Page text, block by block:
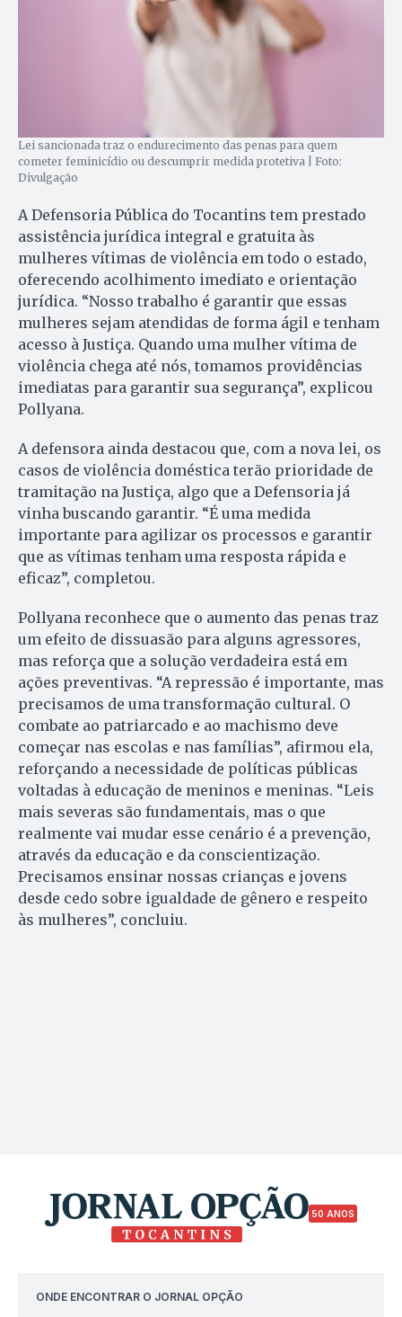
Lei sancionada traz o endurecimento das penas para quem
cometer feminicídio ou descumprir medida protetiva | Foto:
Divulgação
A Defensoria Pública do Tocantins tem prestado
assistência jurídica integral e gratuita às
mulheres vítimas de violência em todo o estado,
oferecendo acolhimento imediato e orientação
jurídica. “Nosso trabalho é garantir que essas
mulheres sejam atendidas de forma ágil e tenham
acesso à Justiça. Quando uma mulher vítima de
violência chega até nós, tomamos providências
imediatas para garantir sua segurança”, explicou
Pollyana.
A defensora ainda destacou que, com a nova lei, os
casos de violência doméstica terão prioridade de
tramitação na Justiça, algo que a Defensoria já
vinha buscando garantir. “É uma medida
importante para agilizar os processos e garantir
que as vítimas tenham uma resposta rápida e
eficaz”, completou.
Pollyana reconhece que o aumento das penas traz
um efeito de dissuasão para alguns agressores,
mas reforça que a solução verdadeira está em
ações preventivas. “A repressão é importante, mas
precisamos de uma transformação cultural. O
combate ao patriarcado e ao machismo deve
começar nas escolas e nas famílias”, afirmou ela,
reforçando a necessidade de políticas públicas
voltadas à educação de meninos e meninas. “Leis
mais severas são fundamentais, mas o que
realmente vai mudar esse cenário é a prevenção,
através da educação e da conscientização.
Precisamos ensinar nossas crianças e jovens
desde cedo sobre igualdade de gênero e respeito
às mulheres”, concluiu.
50 ANOS
ONDE ENCONTRAR O JORNAL OPÇÃO